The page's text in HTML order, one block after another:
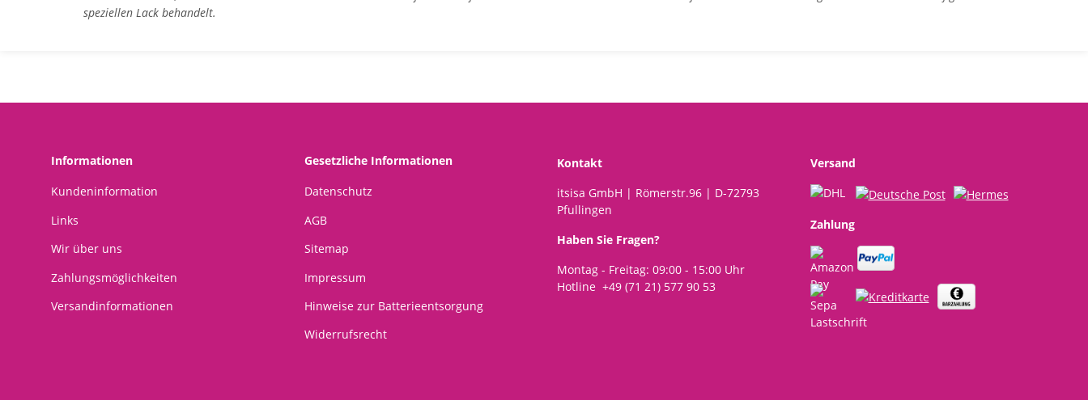
speziellen Lack behandelt.
Informationen
Kundeninformation
Links
Wir über uns
Zahlungsmöglichkeiten
Versandinformationen
Gesetzliche Informationen
Datenschutz
AGB
Sitemap
Impressum
Hinweise zur Batterieentsorgung
Widerrufsrecht
Kontakt
itsisa GmbH | Römerstr.96 | D-72793
Pfullingen
Haben Sie Fragen?
Montag - Freitag: 09:00 - 15:00 Uhr
Hotline +49 (71 21) 577 90 53
Versand
Zahlung